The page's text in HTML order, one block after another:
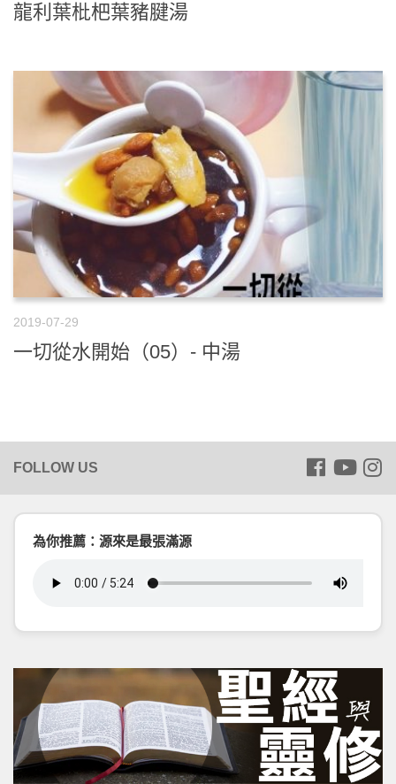
龍利葉枇杷葉豬腱湯
2019-07-29
一切從水開始（05）- 中湯
為你推薦：源來是最張滿源